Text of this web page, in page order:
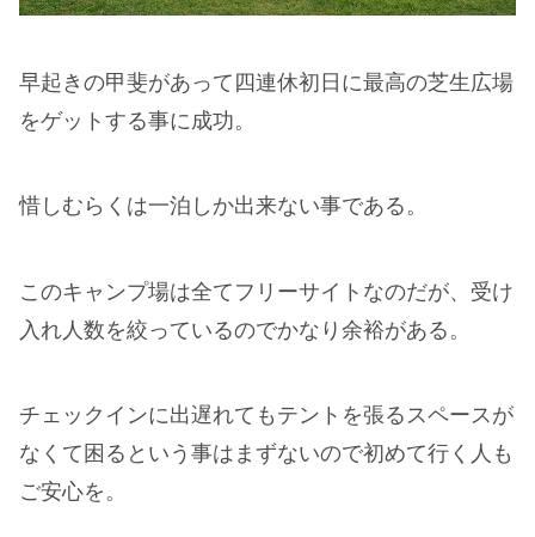
早起きの甲斐があって四連休初日に最高の芝生広場
をゲットする事に成功。
惜しむらくは一泊しか出来ない事である。
このキャンプ場は全てフリーサイトなのだが、受け
入れ人数を絞っているのでかなり余裕がある。
チェックインに出遅れてもテントを張るスペースが
なくて困るという事はまずないので初めて行く人も
ご安心を。